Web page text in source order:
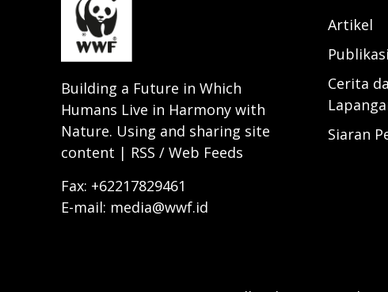
Building a Future in Which
Humans Live in Harmony with
Nature. Using and sharing site
content | RSS / Web Feeds
Fax: +62217829461
E-mail: media@wwf.id
Artikel
Publikasi
Cerita
Siaran